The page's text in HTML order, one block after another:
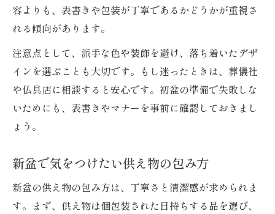
容よりも、表書きや包装が丁寧であるかどうかが重視さ
れる傾向があります。
注意点として、派手な色や装飾を避け、落ち着いたデザ
インを選ぶことも大切です。もし迷ったときは、葬儀社
や仏具店に相談すると安心です。初盆の準備で失敗しな
いためにも、表書きやマナーを事前に確認しておきまし
ょう。
新盆で気をつけたい供え物の包み方
新盆の供え物の包み方は、丁寧さと清潔感が求められま
す。まず、供え物は個包装された日持ちする品を選び、